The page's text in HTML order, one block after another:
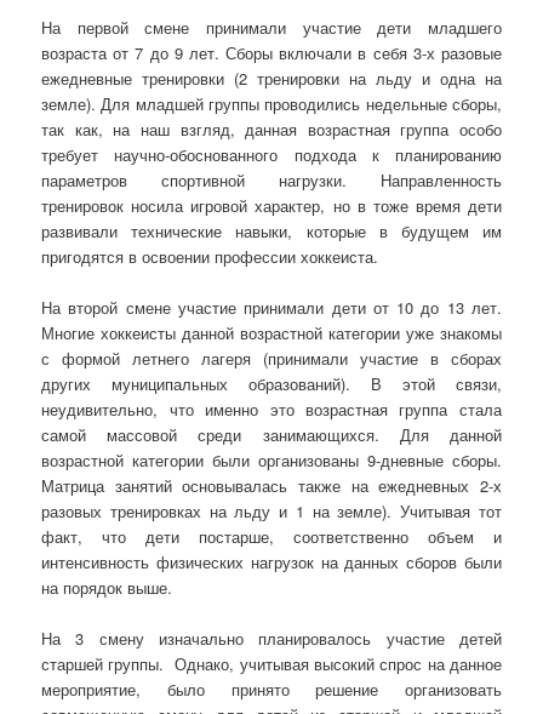
На первой смене принимали участие дети младшего
возраста от 7 до 9 лет. Сборы включали в себя 3-х разовые
ежедневные тренировки (2 тренировки на льду и одна на
земле). Для младшей группы проводились недельные сборы,
так как, на наш взгляд, данная возрастная группа особо
требует научно-обоснованного подхода к планированию
параметров спортивной нагрузки. Направленность
тренировок носила игровой характер, но в тоже время дети
развивали технические навыки, которые в будущем им
пригодятся в освоении профессии хоккеиста.
На второй смене участие принимали дети от 10 до 13 лет.
Многие хоккеисты данной возрастной категории уже знакомы
с формой летнего лагеря (принимали участие в сборах
других муниципальных образований). В этой связи,
неудивительно, что именно это возрастная группа стала
самой массовой среди занимающихся. Для данной
возрастной категории были организованы 9-дневные сборы.
Матрица занятий основывалась также на ежедневных 2-х
разовых тренировках на льду и 1 на земле). Учитывая тот
факт, что дети постарше, соответственно объем и
интенсивность физических нагрузок на данных сборов были
на порядок выше.
На 3 смену изначально планировалось участие детей
старшей группы. Однако, учитывая высокий спрос на данное
мероприятие, было принято решение организовать